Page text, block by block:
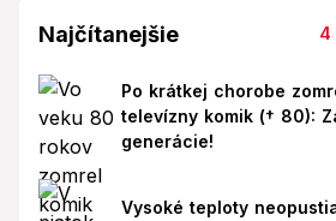
Najčítanejšie 4
Po krátkej chorobe
televízny komik († 80):
generácie!
Vysoké teploty